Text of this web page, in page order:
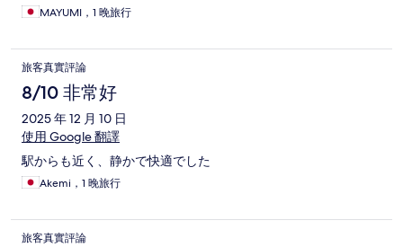
MAYUMI，1 晚旅行
旅客真實評論
8/10 非常好
2025 年 12 月 10 日
使用 Google 翻譯
駅からも近く、静かで快適でした
Akemi，1 晚旅行
旅客真實評論